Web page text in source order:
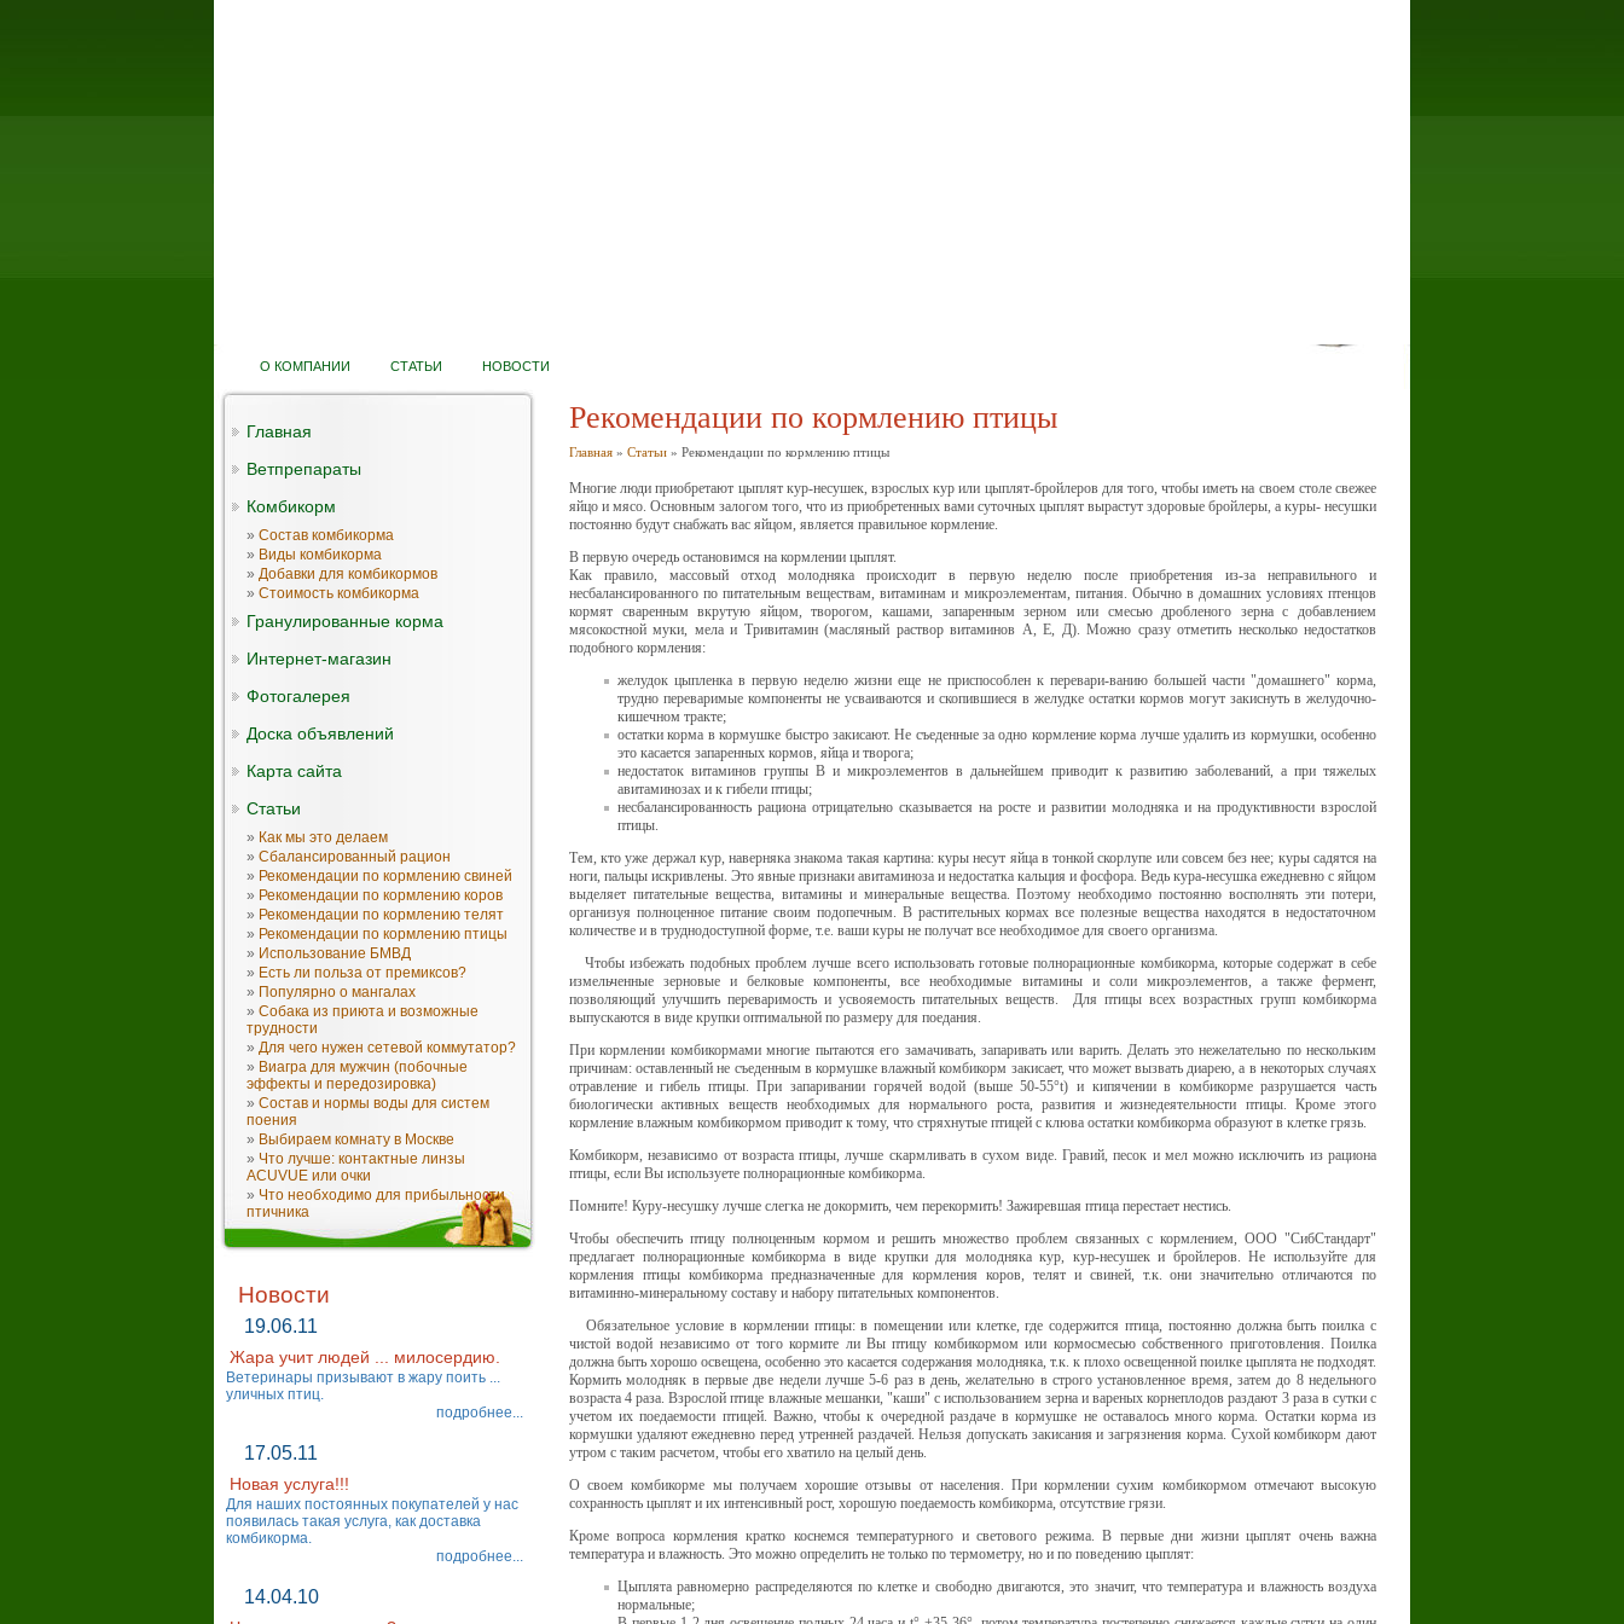
О КОМПАНИИ СТАТЬИ НОВОСТИ
Главная
Ветпрепараты
Комбикорм
» Состав комбикорма
» Виды комбикорма
» Добавки для комбикормов
» Стоимость комбикорма
Гранулированные корма
Интернет-магазин
Фотогалерея
Доска объявлений
Карта сайта
Статьи
» Как мы это делаем
» Сбалансированный рацион
» Рекомендации по кормлению свиней
» Рекомендации по кормлению коров
» Рекомендации по кормлению телят
» Рекомендации по кормлению птицы
» Использование БМВД
» Есть ли польза от премиксов?
» Популярно о мангалах
» Собака из приюта и возможные
трудности
» Для чего нужен сетевой коммутатор?
» Виагра для мужчин (побочные
эффекты и передозировка)
» Состав и нормы воды для систем
поения
» Выбираем комнату в Москве
» Что лучше: контактные линзы
ACUVUE или очки
» Что необходимо для прибыльности
птичника
Новости
19.06.11
Жара учит людей ... милосердию.
Ветеринары призывают в жару поить ...
уличных птиц.
подробнее...
17.05.11
Новая услуга!!!
Для наших постоянных покупателей у нас
появилась такая услуга, как доставка
комбикорма.
подробнее...
14.04.10
Рекомендации по кормлению птицы
Главная » Статьи » Рекомендации по кормлению птицы
Многие люди приобретают цыплят кур-несушек, взрослых кур или цыплят-бройлеров для того, чтобы иметь на своем столе свежее
яйцо и мясо. Основным залогом того, что из приобретенных вами суточных цыплят вырастут здоровые бройлеры, а куры- несушки
постоянно будут снабжать вас яйцом, является правильное кормление.
В первую очередь остановимся на кормлении цыплят.
Как правило, массовый отход молодняка происходит в первую неделю после приобретения из-за неправильного и
несбалансированного по питательным веществам, витаминам и микроэлементам, питания. Обычно в домашних условиях птенцов
кормят сваренным вкрутую яйцом, творогом, кашами, запаренным зерном или смесью дробленого зерна с добавлением
мясокостной муки, мела и Тривитамин (масляный раствор витаминов А, Е, Д). Можно сразу отметить несколько недостатков
подобного кормления:
желудок цыпленка в первую неделю жизни еще не приспособлен к перевари-ванию большей части "домашнего" корма,
трудно переваримые компоненты не усваиваются и скопившиеся в желудке остатки кормов могут закиснуть в желудочно-
кишечном тракте;
остатки корма в кормушке быстро закисают. Не съеденные за одно кормление корма лучше удалить из кормушки, особенно
это касается запаренных кормов, яйца и творога;
недостаток витаминов группы В и микроэлементов в дальнейшем приводит к развитию заболеваний, а при тяжелых
авитаминозах и к гибели птицы;
несбалансированность рациона отрицательно сказывается на росте и развитии молодняка и на продуктивности взрослой
птицы.
Тем, кто уже держал кур, наверняка знакома такая картина: куры несут яйца в тонкой скорлупе или совсем без нее; куры садятся на
ноги, пальцы искривлены. Это явные признаки авитаминоза и недостатка кальция и фосфора. Ведь кура-несушка ежедневно с яйцом
выделяет питательные вещества, витамины и минеральные вещества. Поэтому необходимо постоянно восполнять эти потери,
организуя полноценное питание своим подопечным. В растительных кормах все полезные вещества находятся в недостаточном
количестве и в труднодоступной форме, т.е. ваши куры не получат все необходимое для своего организма.
Чтобы избежать подобных проблем лучше всего использовать готовые полнорационные комбикорма, которые содержат в себе
измельченные зерновые и белковые компоненты, все необходимые витамины и соли микроэлементов, а также фермент,
позволяющий улучшить переваримость и усвояемость питательных веществ. Для птицы всех возрастных групп комбикорма
выпускаются в виде крупки оптимальной по размеру для поедания.
При кормлении комбикормами многие пытаются его замачивать, запаривать или варить. Делать это нежелательно по нескольким
причинам: оставленный не съеденным в кормушке влажный комбикорм закисает, что может вызвать диарею, а в некоторых случаях
отравление и гибель птицы. При запаривании горячей водой (выше 50-55°t) и кипячении в комбикорме разрушается часть
биологически активных веществ необходимых для нормального роста, развития и жизнедеятельности птицы. Кроме этого
кормление влажным комбикормом приводит к тому, что стряхнутые птицей с клюва остатки комбикорма образуют в клетке грязь.
Комбикорм, независимо от возраста птицы, лучше скармливать в сухом виде. Гравий, песок и мел можно исключить из рациона
птицы, если Вы используете полнорационные комбикорма.
Помните! Куру-несушку лучше слегка не докормить, чем перекормить! Зажиревшая птица перестает нестись.
Чтобы обеспечить птицу полноценным кормом и решить множество проблем связанных с кормлением, ООО "СибСтандарт"
предлагает полнорационные комбикорма в виде крупки для молодняка кур, кур-несушек и бройлеров. Не используйте для
кормления птицы комбикорма предназначенные для кормления коров, телят и свиней, т.к. они значительно отличаются по
витаминно-минеральному составу и набору питательных компонентов.
Обязательное условие в кормлении птицы: в помещении или клетке, где содержится птица, постоянно должна быть поилка с
чистой водой независимо от того кормите ли Вы птицу комбикормом или кормосмесью собственного приготовления. Поилка
должна быть хорошо освещена, особенно это касается содержания молодняка, т.к. к плохо освещенной поилке цыплята не подходят.
Кормить молодняк в первые две недели лучше 5-6 раз в день, желательно в строго установленное время, затем до 8 недельного
возраста 4 раза. Взрослой птице влажные мешанки, "каши" с использованием зерна и вареных корнеплодов раздают 3 раза в сутки с
учетом их поедаемости птицей. Важно, чтобы к очередной раздаче в кормушке не оставалось много корма. Остатки корма из
кормушки удаляют ежедневно перед утренней раздачей. Нельзя допускать закисания и загрязнения корма. Сухой комбикорм дают
утром с таким расчетом, чтобы его хватило на целый день.
О своем комбикорме мы получаем хорошие отзывы от населения. При кормлении сухим комбикормом отмечают высокую
сохранность цыплят и их интенсивный рост, хорошую поедаемость комбикорма, отсутствие грязи.
Кроме вопроса кормления кратко коснемся температурного и светового режима. В первые дни жизни цыплят очень важна
температура и влажность. Это можно определить не только по термометру, но и по поведению цыплят:
Цыплята равномерно распределяются по клетке и свободно двигаются, это значит, что температура и влажность воздуха
нормальные;